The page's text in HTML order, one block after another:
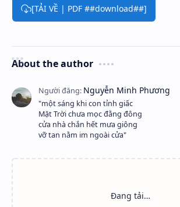
[TẢI VỀ | PDF ##download##]
About the author
"một sáng khi con tỉnh giấc
Mặt Trời chưa mọc đằng đông
cửa nhà chắn hết mưa giông
vỡ tan nằm im ngoài cửa"